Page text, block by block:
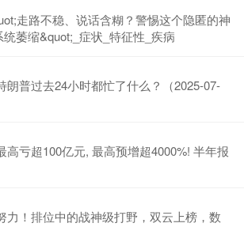
走路不稳、说话含糊？警惕这个隐匿的神
萎缩&quot;_症状_特征性_疾病
朗普过去24小时都忙了什么？（2025-07-
高亏超100亿元, 最高预增超4000%! 半年报
力！排位中的战神级打野，双云上榜，数